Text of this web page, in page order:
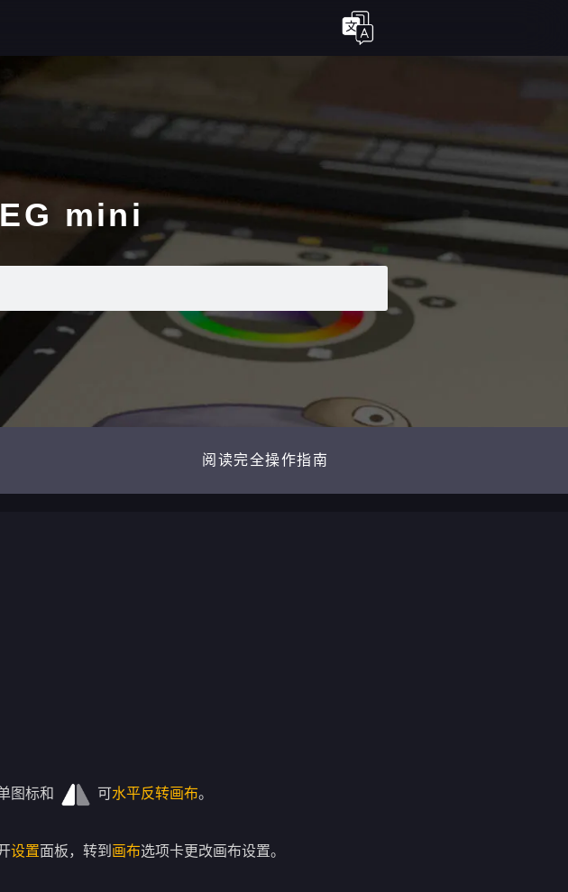
mini
阅读完全操作指南
图标和 可水平反转画布。
设置面板，转到 画布选项卡更改画布设置。